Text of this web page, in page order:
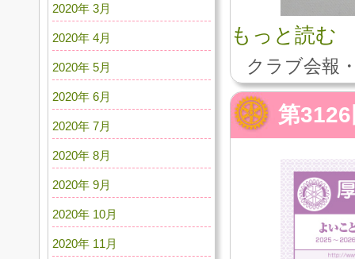
もっと読む
クラブ会報
第
2020年 3月
2020年 4月
2020年 5月
2020年 6月
2020年 7月
2020年 8月
2020年 9月
2020年 10月
2020年 11月